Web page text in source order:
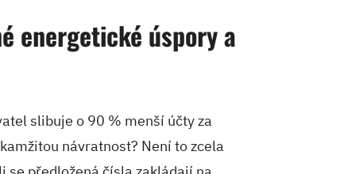
energetické úspory a
slibuje o 90 % menší účty za
návratnost? Není to zcela